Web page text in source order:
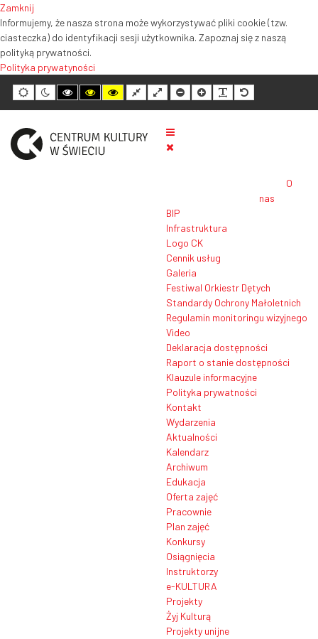
Zamknij
Informujemy, że nasza strona może wykorzystywać pliki cookie (tzw.
ciasteczka) do identyfikacji sesji użytkownika. Zapoznaj się z naszą
polityką prywatności.
Polityka prywatyności
Tryb
domyślny
Tryb
nocny
Tryb
wysokiego
kontrastu
biały
Tryb
wysokiego
kontrastu
żółty
Tryb
wysokiego
kontrastu
czarny
Normalny
układ
Szeroki
układ
Mniejszy
rozmiar
tekstu
Większy
rozmiar
tekstu
Czytelność
tekstu
Domyślny
rozmiar
tekstu
O
nas
BIP
Infrastruktura
Logo CK
Cennik usług
Galeria
Festiwal Orkiestr Dętych
Standardy Ochrony Małoletnich
Regulamin monitoringu wizyjnego
Video
Deklaracja dostępności
Raport o stanie dostępności
Klauzule informacyjne
Polityka prywatności
Kontakt
Wydarzenia
Aktualności
Kalendarz
Archiwum
Edukacja
Oferta zajęć
Pracownie
Plan zajęć
Konkursy
Osiągnięcia
Instruktorzy
e-KULTURA
Projekty
Żyj Kulturą
Projekty unijne